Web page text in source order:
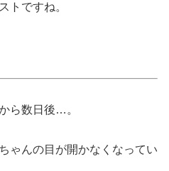
トですね。
ら数日後…。
ゃんの目が開かなくなってい